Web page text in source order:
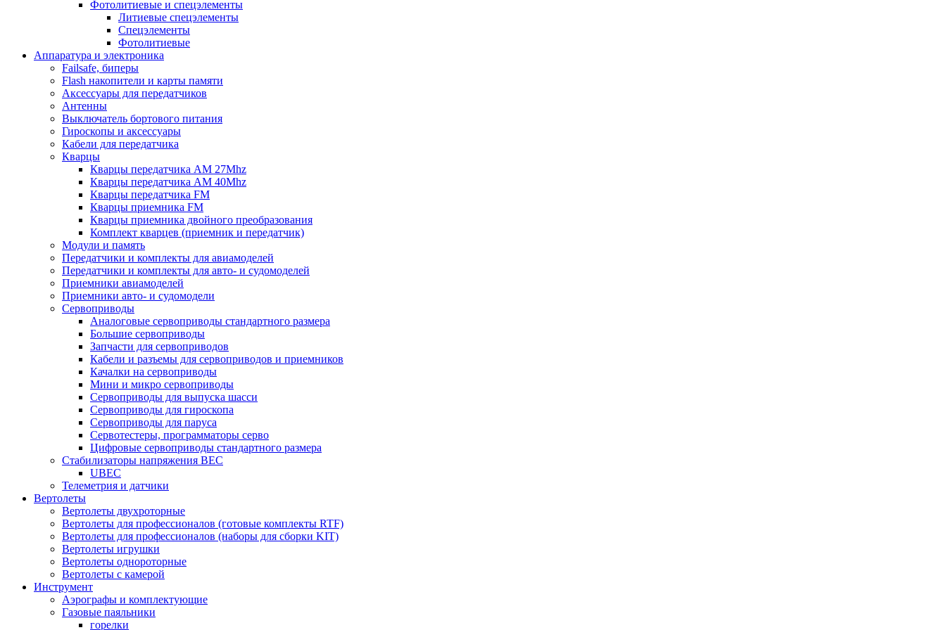
Фотолитиевые и спецэлементы
Литиевые спецэлементы
Спецэлементы
Фотолитиевые
Аппаратура и электроника
Failsafe, биперы
Flash накопители и карты памяти
Аксессуары для передатчиков
Антенны
Выключатель бортового питания
Гироскопы и аксессуары
Кабели для передатчика
Кварцы
Кварцы передатчика AM 27Mhz
Кварцы передатчика AM 40Mhz
Кварцы передатчика FM
Кварцы приемника FM
Кварцы приемника двойного преобразования
Комплект кварцев (приемник и передатчик)
Модули и память
Передатчики и комплекты для авиамоделей
Передатчики и комплекты для авто- и судомоделей
Приемники авиамоделей
Приемники авто- и судомодели
Сервоприводы
Аналоговые сервоприводы стандартного размера
Большие сервоприводы
Запчасти для сервоприводов
Кабели и разъемы для сервоприводов и приемников
Качалки на сервоприводы
Мини и микро сервоприводы
Сервоприводы для выпуска шасси
Сервоприводы для гироскопа
Сервоприводы для паруса
Сервотестеры, программаторы серво
Цифровые сервоприводы стандартного размера
Стабилизаторы напряжения BEC
UBEC
Телеметрия и датчики
Вертолеты
Вертолеты двухроторные
Вертолеты для профессионалов (готовые комплекты RTF)
Вертолеты для профессионалов (наборы для сборки KIT)
Вертолеты игрушки
Вертолеты однороторные
Вертолеты с камерой
Инструмент
Аэрографы и комплектующие
Газовые паяльники
горелки